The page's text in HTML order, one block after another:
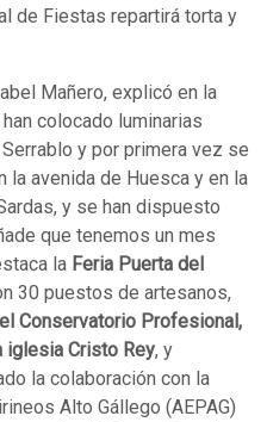
de Fiestas repartirá torta y
Mañero, explicó en la
colocado luminarias
y por primera vez se
la avenida de Huesca y en la
y se han dispuesto
que tenemos un mes
la Feria Puerta del
30 puestos de artesanos,
Conservatorio Profesional,
iglesia Cristo Rey, y
la colaboración con la
Alto Gállego (AEPAG)